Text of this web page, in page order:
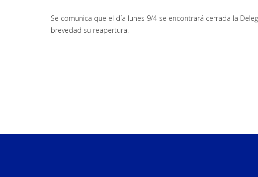
Se comunica que el día lunes 9/4 se encontrará cerrada la
brevedad su reapertura.